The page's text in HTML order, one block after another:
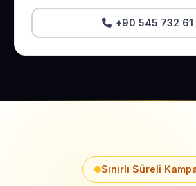
+90 545 732 61
Sınırlı Süreli